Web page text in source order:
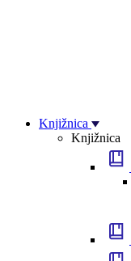
Knjižnica
Knjižnica